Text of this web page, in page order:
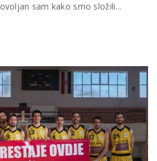
sam kako smo složili...